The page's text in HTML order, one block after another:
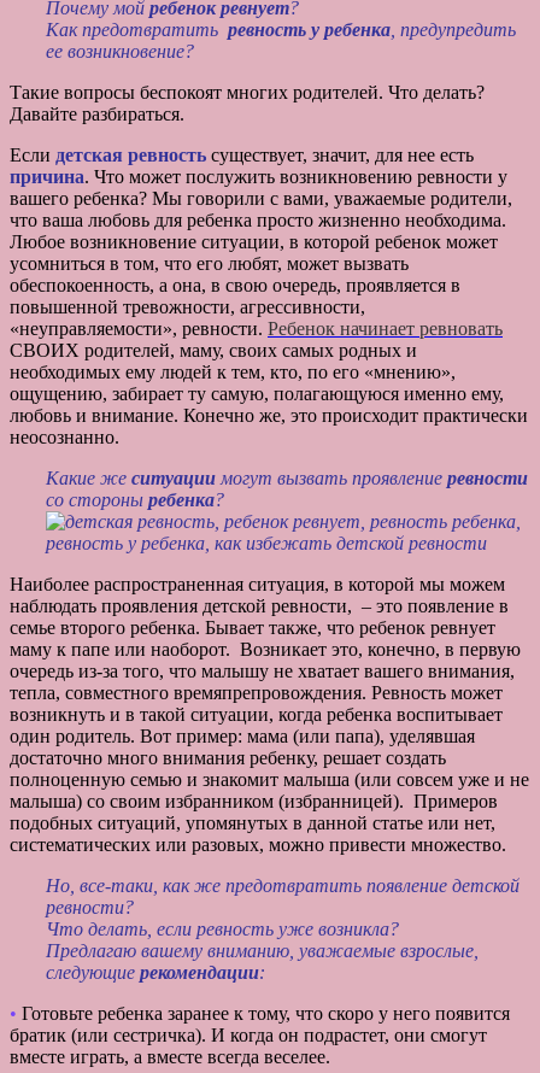
Почему мой ребенок ревнует?
Как предотвратить ревность у ребенка , предупредить
ее возникновение?
Такие вопросы беспокоят многих родителей. Что делать?
Давайте разбираться.
Если детская ревность существует, значит, для нее есть
причина. Что может послужить возникновению ревности у
вашего ребенка? Мы говорили с вами, уважаемые родители,
что ваша любовь для ребенка просто жизненно необходима.
Любое возникновение ситуации, в которой ребенок может
усомниться в том, что его любят, может вызвать
обеспокоенность, а она, в свою очередь, проявляется в
повышенной тревожности, агрессивности,
«неуправляемости», ревности. Ребенок начинает ревновать
СВОИХ родителей, маму, своих самых родных и
необходимых ему людей к тем, кто, по его «мнению»,
ощущению, забирает ту самую, полагающуюся именно ему,
любовь и внимание. Конечно же, это происходит практически
неосознанно.
Какие же ситуации могут вызвать проявление ревности
со стороны ребенка?
Наиболее распространенная ситуация, в которой мы можем
наблюдать проявления детской ревности, – это появление в
семье второго ребенка. Бывает также, что ребенок ревнует
маму к папе или наоборот. Возникает это, конечно, в первую
очередь из-за того, что малышу не хватает вашего внимания,
тепла, совместного времяпрепровождения. Ревность может
возникнуть и в такой ситуации, когда ребенка воспитывает
один родитель. Вот пример: мама (или папа), уделявшая
достаточно много внимания ребенку, решает создать
полноценную семью и знакомит малыша (или совсем уже и не
малыша) со своим избранником (избранницей). Примеров
подобных ситуаций, упомянутых в данной статье или нет,
систематических или разовых, можно привести множество.
Но, все-таки, как же предотвратить появление детской
ревности?
Что делать, если ревность уже возникла?
Предлагаю вашему вниманию, уважаемые взрослые,
следующие рекомендации:
• Готовьте ребенка заранее к тому, что скоро у него появится
братик (или сестричка). И когда он подрастет, они смогут
вместе играть, а вместе всегда веселее.